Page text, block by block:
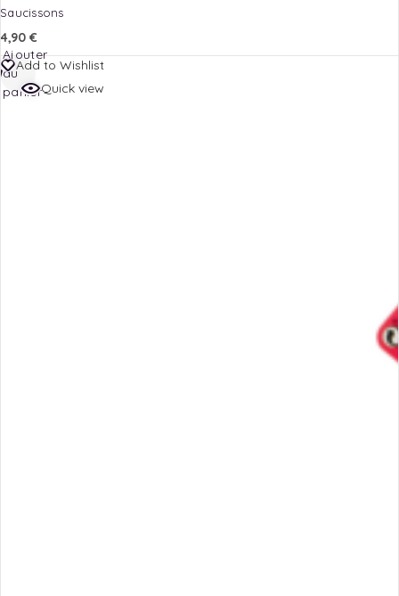
Saucissons
4,90 €
Add to Wishlist
Quick view
Ajouter
au
panier